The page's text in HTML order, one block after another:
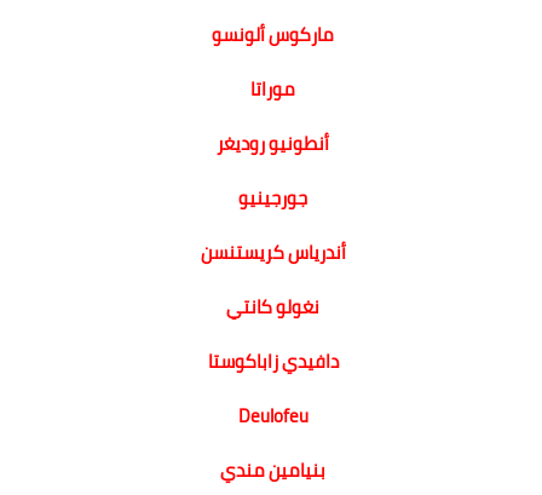
ماركوس ألونسو
موراتا
أنطونيو روديغر
جورجينيو
أندرياس كريستنسن
نغولو كانتي
دافيدي زاباكوستا
Deulofeu
بنيامين مندي